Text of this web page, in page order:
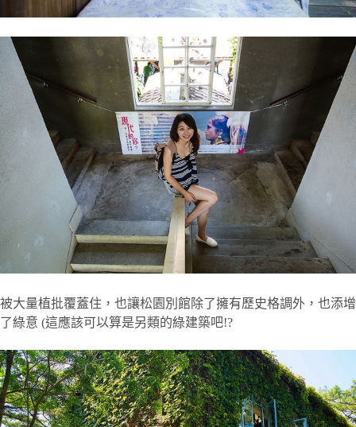
被大量植批覆蓋住，也讓松園別館除了擁有歷史格調外，也添增
了綠意 (這應該可以算是另類的綠建築吧!?